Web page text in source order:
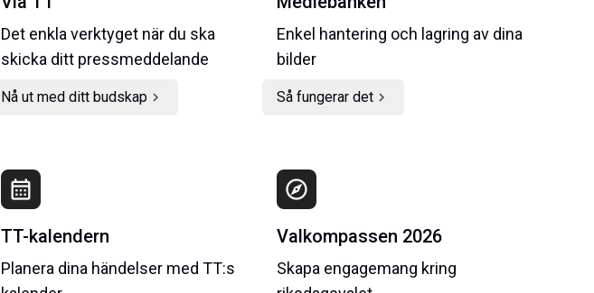
Det enkla verktyget när du ska
skicka ditt pressmeddelande
Nå ut med ditt budskap chevron_right
Enkel hantering och lagring av dina
bilder
Så fungerar det chevron_right
calendar_month
TT-kalendern
Planera dina händelser med TT:s
explore
Valkompassen 2026
Skapa engagemang kring